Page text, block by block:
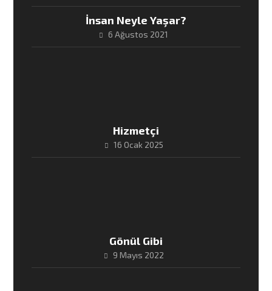
İnsan Neyle Yaşar?
6 Ağustos 2021
Hizmetçi
16 Ocak 2025
Gönül Gibi
9 Mayıs 2022